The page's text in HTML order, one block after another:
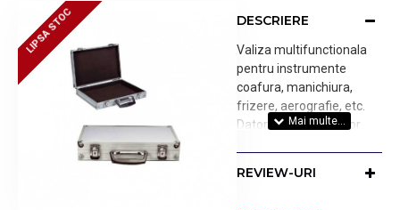
LIPSA STOC
LIPSA STOC DESCRIERE
Valiza multifunctionala
pentru instrumente
coafura, manichiura,
frizere, aerografie, etc.
Datorita dimensiunilor
ustensilelor si a
REVIEW-URI